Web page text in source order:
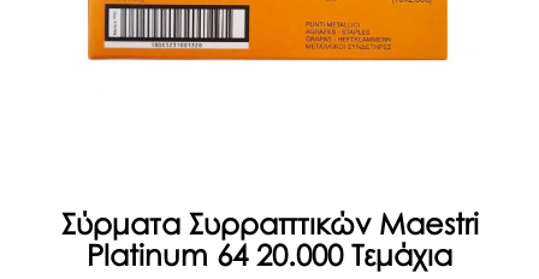
Σύρματα Συρραπτικών Maestri
Platinum 64 20.000 Τεμάχια